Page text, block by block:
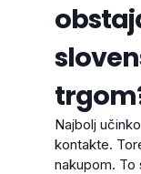
Najbolj
kontakte.
nakupom. To